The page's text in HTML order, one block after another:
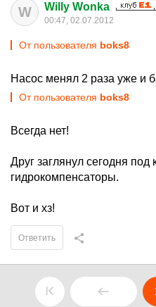
W Willy Wonka
00:47, 02.07.2012
От пользователя boks8
Насос менял 2 раза уже и
От пользователя boks8
Всегда нет!
Друг заглянул сегодня под
гидрокомпенсаторы.
Вот и хз!
Ответить